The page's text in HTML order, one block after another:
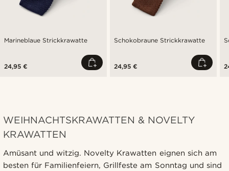
Marineblaue Strickkrawatte
24,95 €
Schokobraune Strickkrawatte
24,95 €
WEIHNACHTSKRAWATTEN & NOVELTY
KRAWATTEN
Amüsant und witzig. Novelty Krawatten eignen sich am
besten für Familienfeiern, Grillfeste am Sonntag und sind